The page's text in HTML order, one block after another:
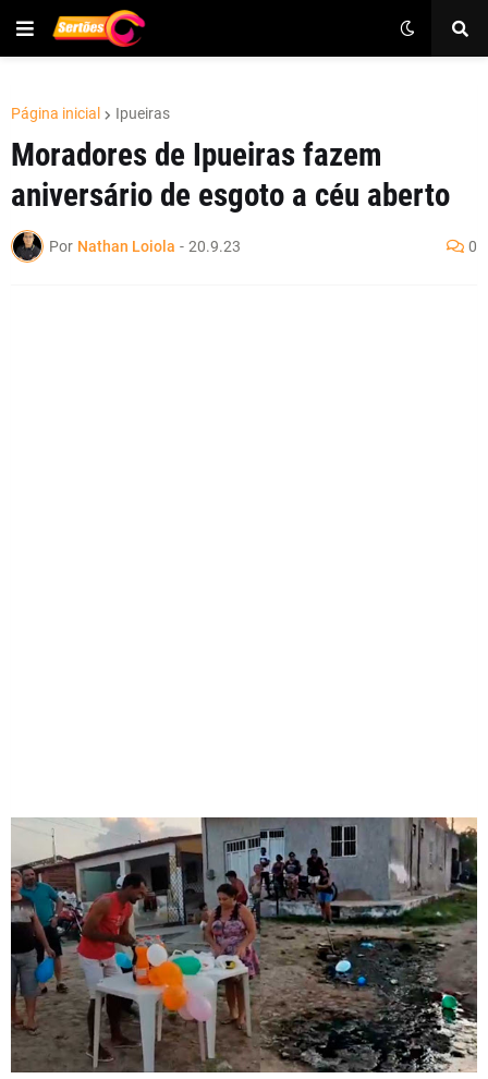
Página inicial Ipueiras
Moradores de Ipueiras fazem
aniversário de esgoto a céu aberto
Por Nathan Loiola - 20.9.23 0